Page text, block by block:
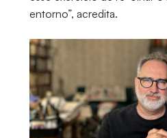
entorno”, acredita.